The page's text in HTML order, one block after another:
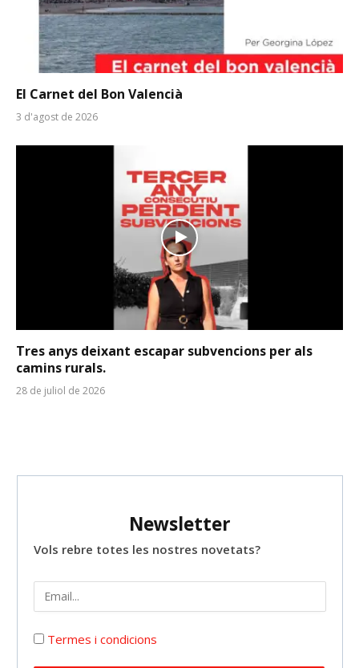
El Carnet del Bon Valencià
3 d'agost de 2026
Tres anys deixant escapar subvencions per als
camins rurals.
28 de juliol de 2026
Newsletter
Vols rebre totes les nostres novetats?
Termes i condicions